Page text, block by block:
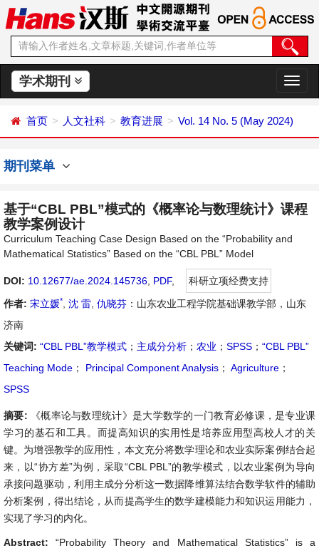
学术期刊
切
换
航
首页 人文社科 教育进展 Vol. 14 No. 5 (May 2024)
期刊菜单
基于“CBL PBL”模式的《概率论与数理统计》课程
教学案例设计
Curriculum Teaching Case Design Based on the “Probability and
Mathematical Statistics” Based on the “CBL PBL” Model
DOI: 10.12677/ae.2024.145736 PDF,
科研立项经费支持
作者: 宋立媛* 沈 雷 仇晓芬 ：山东农业工程学院基础课教学部，山东
济南
关键词: “CBL PBL”教学模式 ； 主成分分析 ； 农业 ； SPSS ； “CBL PBL”
Teaching Mode ； Principal Component Analysis ； Agriculture ；
SPSS
摘要:
《概率论与数理统计》是大学数学的一门教育必修课，是专业课
学习的基石和工具。而提高知识的实用性是培养应用型高校人才的关
键。为增强教学的应用性，本文充分将数学理论和农业实际案例结合起
来，以“协方差”为例，采取“CBL PBL”的教学模式，以农业案例为导向
承接问题驱动，利用主成分分析这一数据降维算法结合数学软件的辅助
分析案例，得出结论，从而提高学生的数学建模能力和知识运用能力，
实现了学习的内化。
Abstract:“Probability Theory and Mathematical Statistics” is a